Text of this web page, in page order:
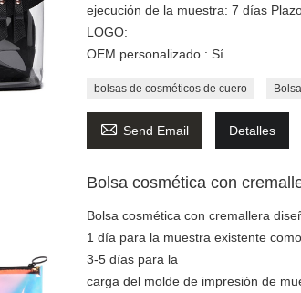
ejecución de la muestra: 7 días
LOGO:
OEM personalizado : Sí
bolsas de cosméticos de cuero
 Send Email Detalles
Bolsa cosmética con
Bolsa cosmética con cremallera
1 día para la muestra existente
3-5 días para la
carga del molde de impresión de